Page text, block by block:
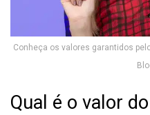
Conheça os valores garantidos
Qual é o valor